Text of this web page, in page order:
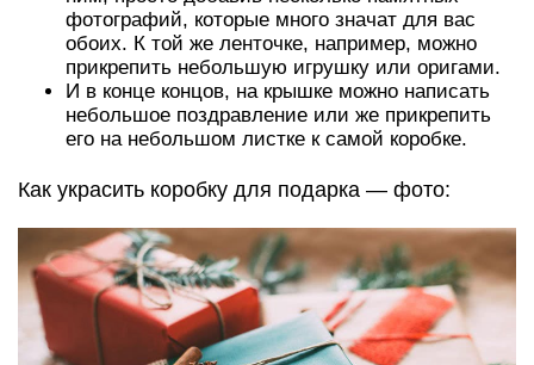
фотографий, которые много значат для вас
обоих. К той же ленточке, например, можно
прикрепить небольшую игрушку или оригами.
И в конце концов, на крышке можно написать
небольшое поздравление или же прикрепить
его на небольшом листке к самой коробке.
Как украсить коробку для подарка — фото: